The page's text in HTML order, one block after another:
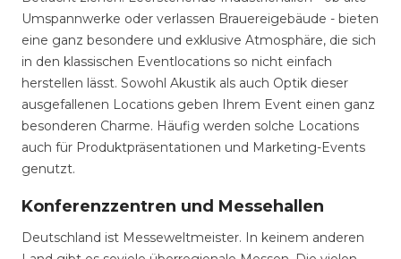
Umspannwerke oder verlassen Brauereigebäude - bieten
eine ganz besondere und exklusive Atmosphäre, die sich
in den klassischen Eventlocations so nicht einfach
herstellen lässt. Sowohl Akustik als auch Optik dieser
ausgefallenen Locations geben Ihrem Event einen ganz
besonderen Charme. Häufig werden solche Locations
auch für Produktpräsentationen und Marketing-Events
genutzt.
Konferenzzentren und Messehallen
Deutschland ist Messeweltmeister. In keinem anderen